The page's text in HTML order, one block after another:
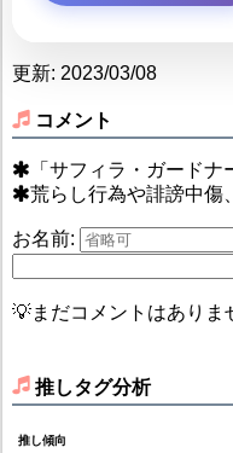
更新: 2023/03/08
コメント
「サフィラ・ガード
荒らし行為や誹謗中傷
お名前:
💡まだコメントはありま
推しタグ分析
推し傾向